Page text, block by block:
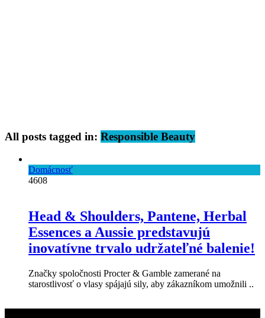
All posts tagged in: Responsible Beauty
Domácnosť
4608
Head & Shoulders, Pantene, Herbal
Essences a Aussie predstavujú
inovatívne trvalo udržateľné balenie!
Značky spoločnosti Procter & Gamble zamerané na
starostlivosť o vlasy spájajú sily, aby zákazníkom umožnili ..